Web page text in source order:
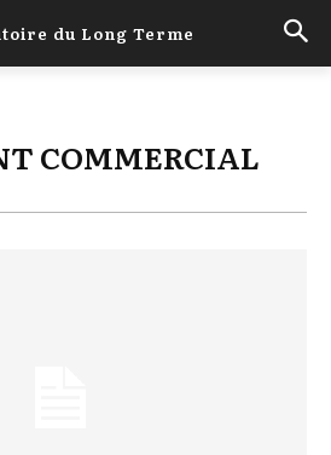
du Long Terme
COMMERCIAL